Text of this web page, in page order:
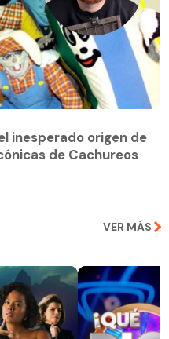
inesperado origen de
de Cachureos
VER MÁS